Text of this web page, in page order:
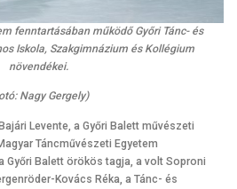
fenntartásában működő Győri Tánc- és
Iskola, Szakgimnázium és Kollégium
növendékei.
Nagy Gergely)
Levente, a Győri Balett művészeti
Táncművészeti Egyetem
Győri Balett örökös tagja, a volt Soproni
Kovács Réka, a Tánc- és